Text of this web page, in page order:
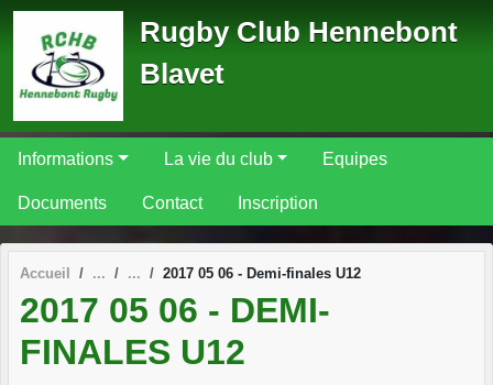
Rugby Club Hennebont
Blavet
Informations La vie du club Equipes
Documents Contact Inscription
Accueil 2017 05 06 - Demi-finales U12
2017 05 06 - DEMI-
FINALES U12
Panneau de gestion des cookies